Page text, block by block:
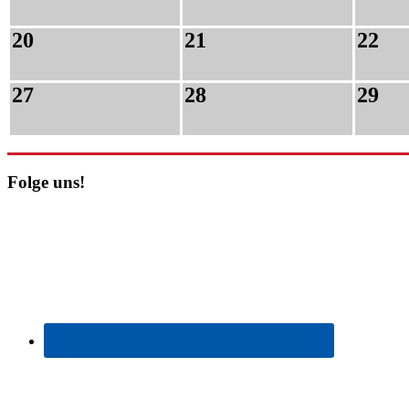
20 21 22
27 28 29
Folge uns!